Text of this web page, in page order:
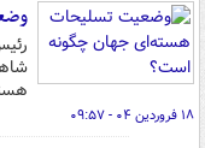
۱۸ فروردین ۰۴ - ۰۹:۵۷